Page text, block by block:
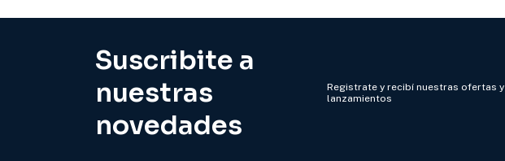
Suscribite a
nuestras
novedades
Registrate y recibí nuestras ofertas y
lanzamientos